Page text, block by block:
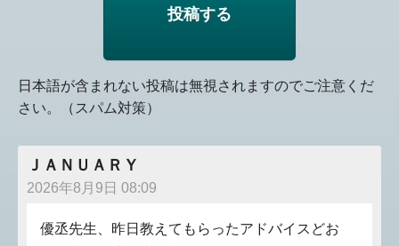
日本語が含まれない投稿は無視されますのでご注意くだ
さい。（スパム対策）
ＪＡＮＵＡＲＹ
2026年8月9日 08:09
優丞先生、昨日教えてもらったアドバイスどお